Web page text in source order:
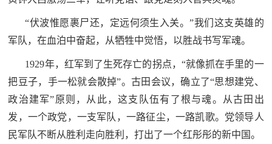
役
军
人
风
采
役
军
人
“伏波惟愿裹尸还，定远何须生入关。”我们这支英雄的
军队，在血泊中奋起，从牺牲中觉悟，以胜战书写军魂。
1929年，红军到了生死存亡的拐点，“就像抓在手里的一
把豆子，手一松就会散掉”。古田会议，确立了“思想建党、
政治建军”原则，从此，这支队伍有了根与魂。从古田出
发，一个政党，一支军队，一路征尘，一路凯歌。党领导人
民军队不断从胜利走向胜利，打出了一个红彤彤的新中国。